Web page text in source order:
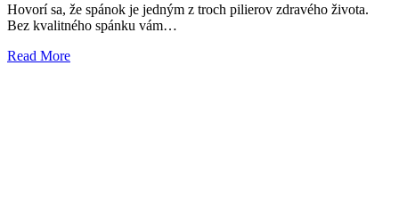
Hovorí sa, že spánok je jedným z troch pilierov zdravého života.
Bez kvalitného spánku vám…
Read More